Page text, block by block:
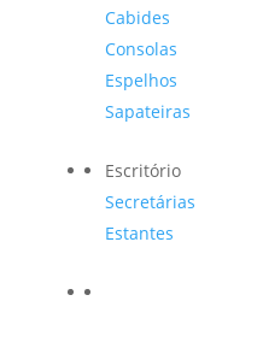
Cabides
Consolas
Espelhos
Sapateiras
Escritório
Secretárias
Estantes